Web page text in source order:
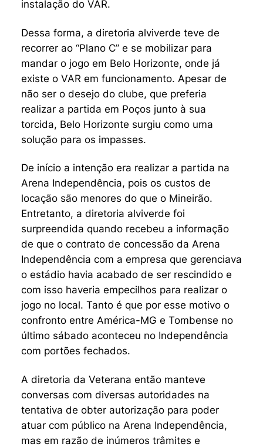
instalação do VAR.
Dessa forma, a diretoria alviverde teve de
recorrer ao “Plano C” e se mobilizar para
mandar o jogo em Belo Horizonte, onde já
existe o VAR em funcionamento. Apesar de
não ser o desejo do clube, que preferia
realizar a partida em Poços junto à sua
torcida, Belo Horizonte surgiu como uma
solução para os impasses.
De início a intenção era realizar a partida na
Arena Independência, pois os custos de
locação são menores do que o Mineirão.
Entretanto, a diretoria alviverde foi
surpreendida quando recebeu a informação
de que o contrato de concessão da Arena
Independência com a empresa que gerenciava
o estádio havia acabado de ser rescindido e
com isso haveria empecilhos para realizar o
jogo no local. Tanto é que por esse motivo o
confronto entre América-MG e Tombense no
último sábado aconteceu no Independência
com portões fechados.
A diretoria da Veterana então manteve
conversas com diversas autoridades na
tentativa de obter autorização para poder
atuar com público na Arena Independência,
mas em razão de inúmeros trâmites e